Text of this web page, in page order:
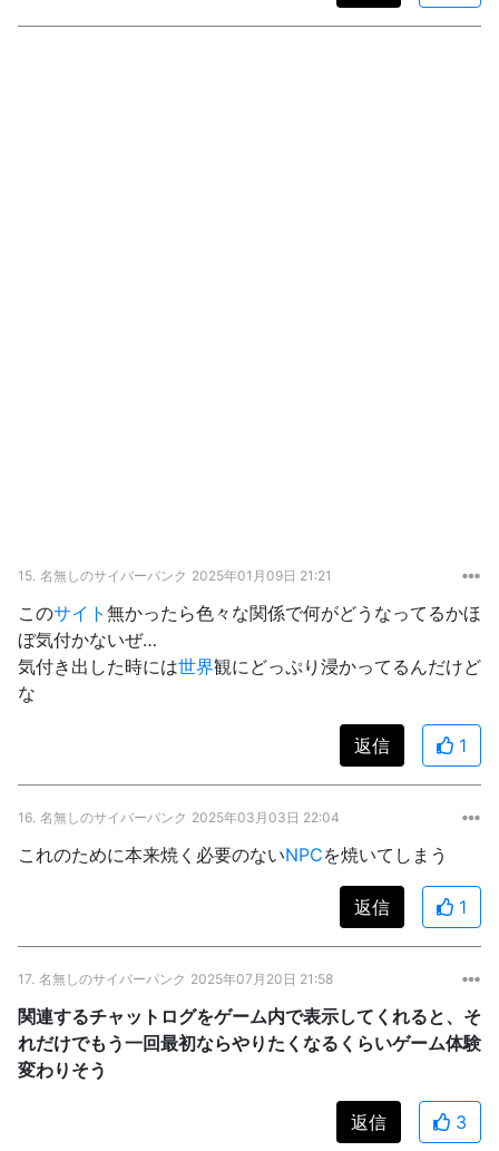
15. 名無しのサイバーパンク 2025年01月09日 21:21
このサイト 無かったら色々な関係で何がどうなってるかほ
ぼ気付かないぜ…
気付き出した時には世界観にどっぷり浸かってるんだけど
な
返信 1
16. 名無しのサイバーパンク 2025年03月03日 22:04
これのために本来焼く必要のないNPCを焼いてしまう
返信 1
17. 名無しのサイバーパンク 2025年07月20日 21:58
関連するチャットログをゲーム内で表示してくれると、そ
れだけでもう一回最初ならやりたくなるくらいゲーム体験
変わりそう
返信 3